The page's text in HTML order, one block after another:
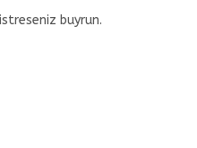
buyrun.